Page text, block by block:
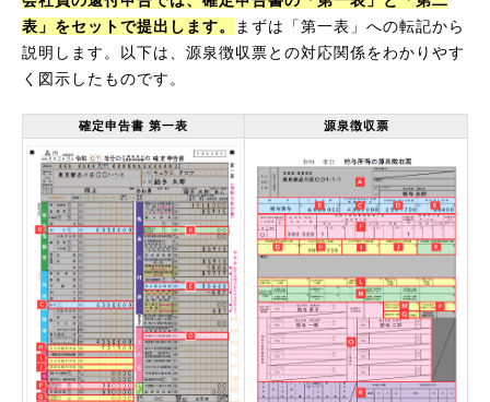
表」をセットで提出します。
まずは「第一表」への転記から
説明します。以下は、源泉徴収票との対応関係をわかりやす
く図示したものです。
確定申告書 第一表 源泉徴収票